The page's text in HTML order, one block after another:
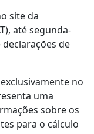
site da
até segunda-
de
no
uma
sobre os
para o cálculo